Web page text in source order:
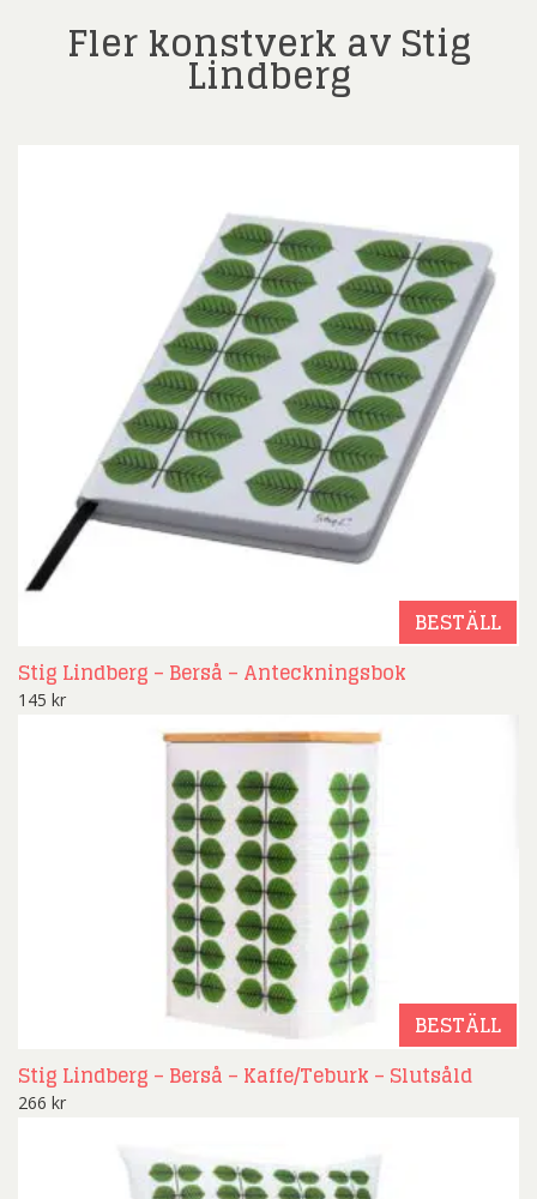
Fler konstverk av Stig
Lindberg
BESTÄLL
Stig Lindberg – Berså – Anteckningsbok
145 kr
BESTÄLL
Stig Lindberg – Berså – Kaffe/Teburk – Slutsåld
266 kr